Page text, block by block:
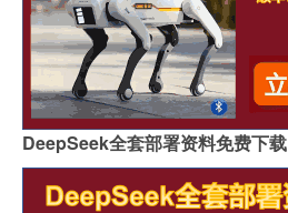
DeepSeek全套部署资料免费下载